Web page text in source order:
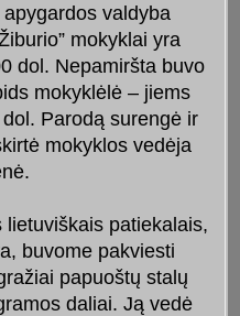
valdyba
mokyklai yra
dol. Nepamiršta buvo
mokyklėlė – jiems
Parodą surengė ir
mokyklos vedėja
lietuviškais patiekalais,
buvome pakviesti
papuoštų stalų
daliai. Ją vedė